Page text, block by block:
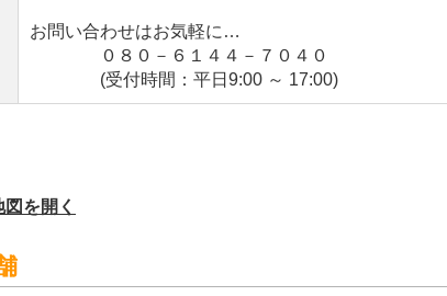
お問い合わせはお気軽に…
０８０－６１４４－７０４０
(受付時間：平日9:00 ～ 17:00)
を開く